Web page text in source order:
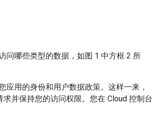
问哪些类型的数据，如图 1 中方框 2 所
用的身份和用户数据政策。这样一来，
并保持您的访问权限。您在 Cloud 控制台